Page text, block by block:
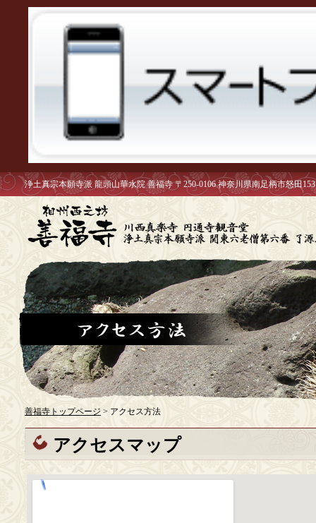
浄土真宗本願寺派 龍頭山華水院 善福寺 〒250-0106 神奈川県南足柄市怒田153
善福寺トップページ > アクセス方法
アクセスマップ